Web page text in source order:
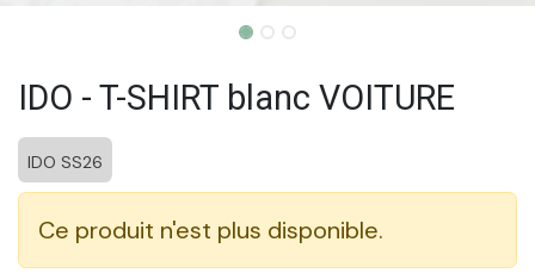
IDO - T-SHIRT blanc VOITURE
IDO SS26
Ce produit n'est plus disponible.